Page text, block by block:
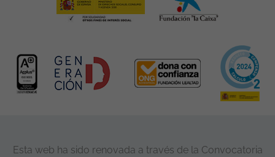
Esta web ha sido renovada a través de la Convocatoria